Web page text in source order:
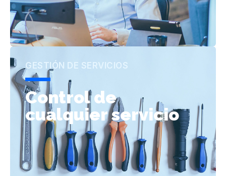
GESTIÓN DE SERVICIOS
Control de
cualquier servicio